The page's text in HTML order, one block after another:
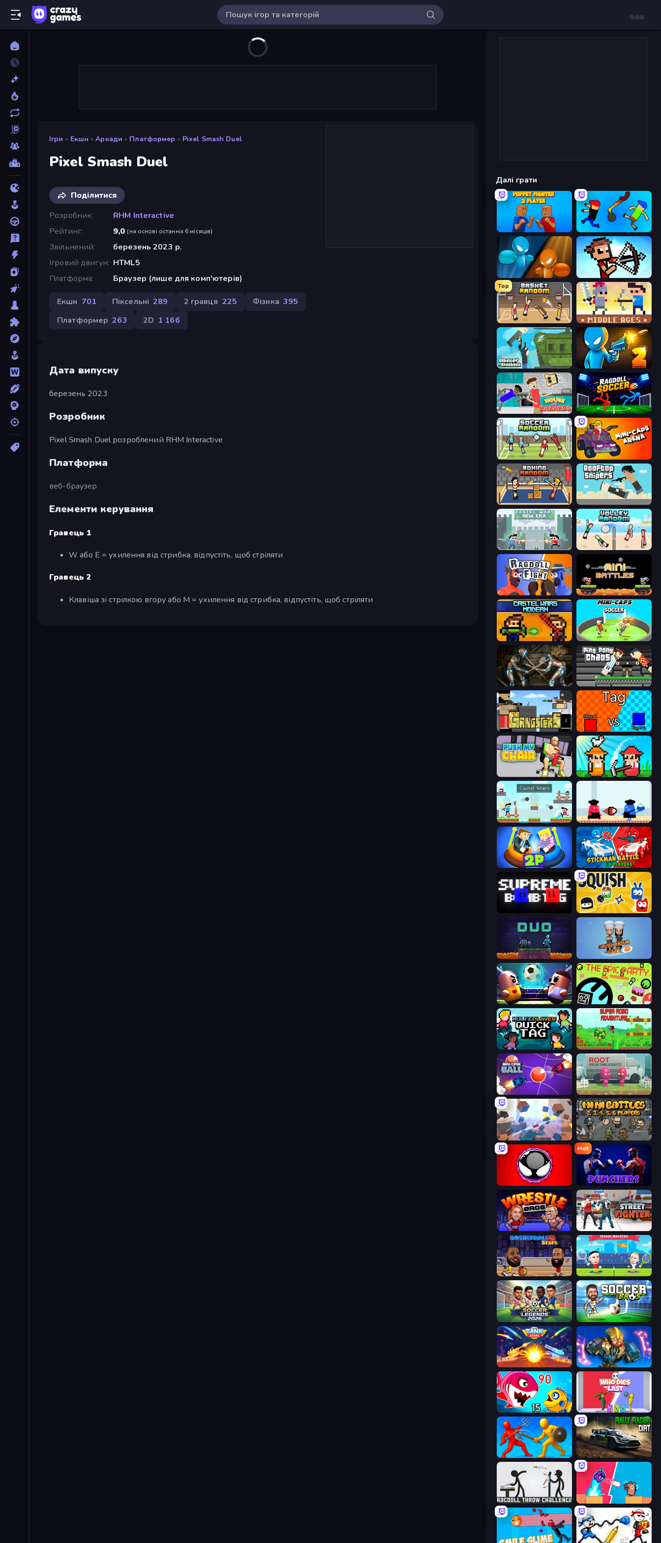
Ігри » Екшн » Аркади » Платформер » Pixel Smash Duel
Pixel Smash Duel
Поділитися
Розробник
RHM Interactive
Рейтинг
9,0 (на основі останніх 6 місяців)
Звільнений
березень 2023 р.
Ігровий двигун HTML5
Платформа
Браузер (лише для комп'ютерів)
Екшн 701 Піксельні 289 2 гравця 225 Фізика 395
Платформер 263 2D 1 166
Дата випуску
березень 2023
Розробник
Pixel Smash Duel розроблений RHM Interactive
Платформа
веб-браузер
Елементи керування
Гравець 1
W або E = ухилення від стрибка, відпустіть, щоб стріляти
Гравець 2
Клавіша зі стрілкою вгору або M = ухилення від стрибка, відпустіть, щоб стріляти
Далі грати
Puppet Fighter 2 Player Mini-Caps: Bombs
Drunken Boxing Stick Archers Battle
Top
Basket Random Castle Wars: Middle Ages
Getaway Shootout Drunken Duel 2
House of Hazards Ragdoll Soccer 2 Players
Soccer Random Mini-Caps: Arena
Boxing Random Rooftop Snipers
Castle Wars: New Era Volley Random
Ragdoll Fight 12 MiniBattles
Castle Wars: Modern Mini-Caps: Soccer
Striker Dummies Ping Pong Chaos
Gangsters 2 Player Tag
Push My Chair Farmer Challenge Party
Castle Wars Clash of Cakes
Ragdoll Arena 2 Player Stickman battle 1-4 Players
Squish
Duo Rush Hour Cafe
Pill Soccer The Epic Party
Multiplayer Quick Tag Super Robo - Adventure
Mini Car Ball Root Vegetables & Co
Cubic Rush MiniBattles
Splatmans
Hot
Punchers
Wrestle Bros Street Fighter Simulator
Basketball Stars Tennis Masters
Soccer Legends 2026 Soccer Bros
Tank Stars Ultimate Robo Duel 3D
Fish Eat Getting Big Who Dies Last?
Epic Sword Battle! Fight in Arena Rally Racer Dirt
Ragdoll Throw Challenge Boom Slingers ReBoom